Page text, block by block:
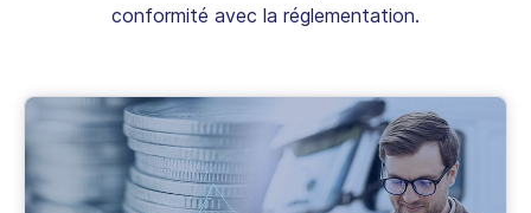
conformité avec la réglementation.